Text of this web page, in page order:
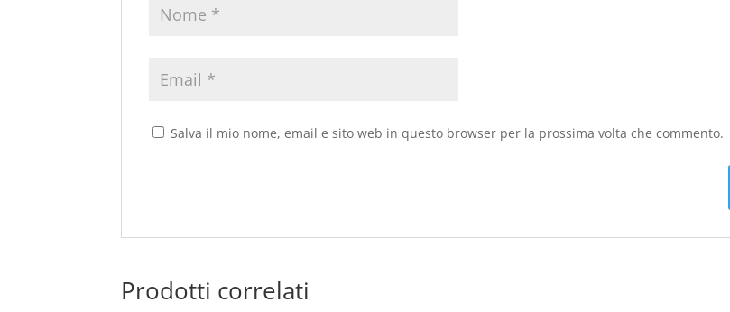
Salva il mio nome, email e sito web in questo browser per la prossima volta che commento.
Prodotti correlati